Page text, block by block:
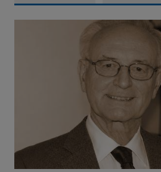
SPD trauert um Klaus Hänsch